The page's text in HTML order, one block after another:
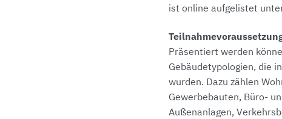
ist online aufgelistet
Präsentiert werden
Gebäudetypologien, die
wurden. Dazu zählen
Gewerbebauten, Büro-
Außenanlagen,